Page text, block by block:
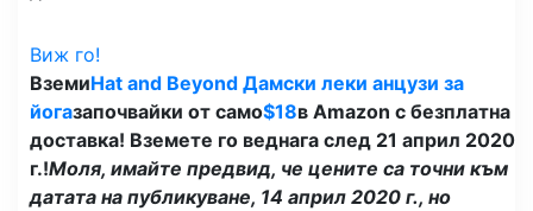
Виж го!
ВземиHat and Beyond Дамски леки анцузи за
йогазапочвайки от само$18в Amazon с безплатна
доставка! Вземете го веднага след 21 април 2020
г.!Моля, имайте предвид, че цените са точни към
датата на публикуване, 14 април 2020 г., но